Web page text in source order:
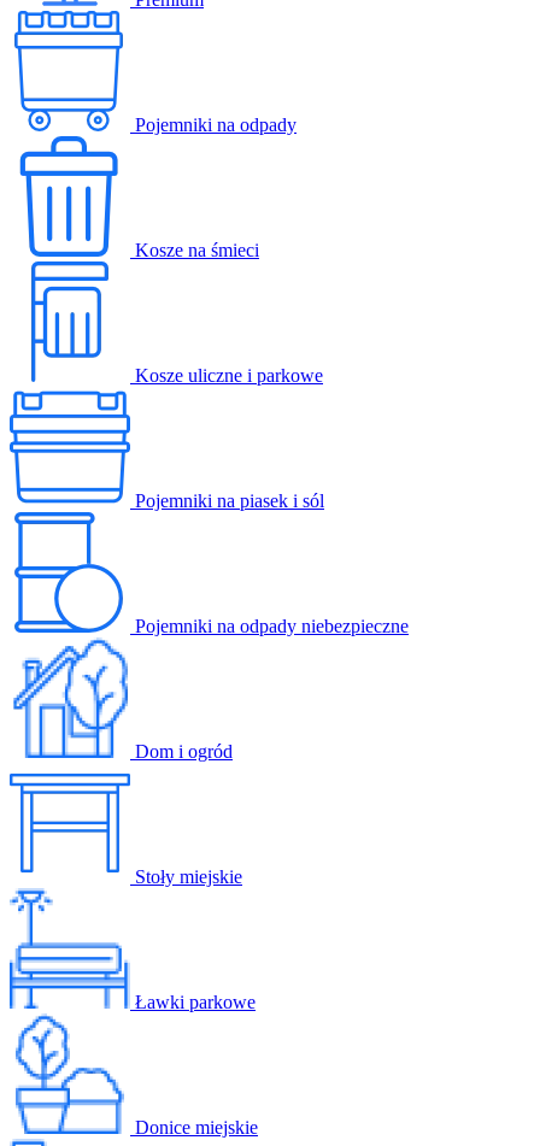
Pojemniki na odpady
Kosze na śmieci
Kosze uliczne i parkowe
Pojemniki na piasek i sól
Pojemniki na odpady niebezpieczne
Dom i ogród
Stoły miejskie
Ławki parkowe
Donice miejskie